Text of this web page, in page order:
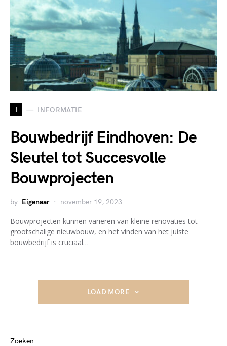
I INFORMATIE
Bouwbedrijf Eindhoven: De
Sleutel tot Succesvolle
Bouwprojecten
by Eigenaar november 19, 2023
Bouwprojecten kunnen variëren van kleine renovaties tot
grootschalige nieuwbouw, en het vinden van het juiste
bouwbedrijf is cruciaal…
LOAD MORE
Zoeken